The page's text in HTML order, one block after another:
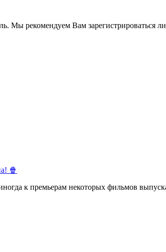
Мы рекомендуем Вам зарегистрироваться
🍿
к премьерам некоторых фильмов